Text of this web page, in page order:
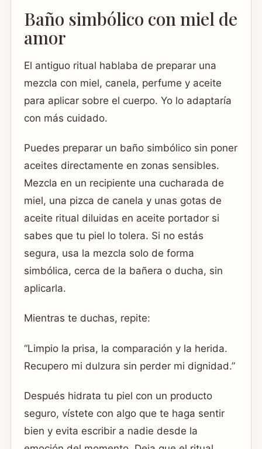
Baño simbólico con miel de
amor
El antiguo ritual hablaba de preparar una
mezcla con miel, canela, perfume y aceite
para aplicar sobre el cuerpo. Yo lo adaptaría
con más cuidado.
Puedes preparar un baño simbólico sin poner
aceites directamente en zonas sensibles.
Mezcla en un recipiente una cucharada de
miel, una pizca de canela y unas gotas de
aceite ritual diluidas en aceite portador si
sabes que tu piel lo tolera. Si no estás
segura, usa la mezcla solo de forma
simbólica, cerca de la bañera o ducha, sin
aplicarla.
Mientras te duchas, repite:
“Limpio la prisa, la comparación y la herida.
Recupero mi dulzura sin perder mi dignidad.”
Después hidrata tu piel con un producto
seguro, vístete con algo que te haga sentir
bien y evita escribir a nadie desde la